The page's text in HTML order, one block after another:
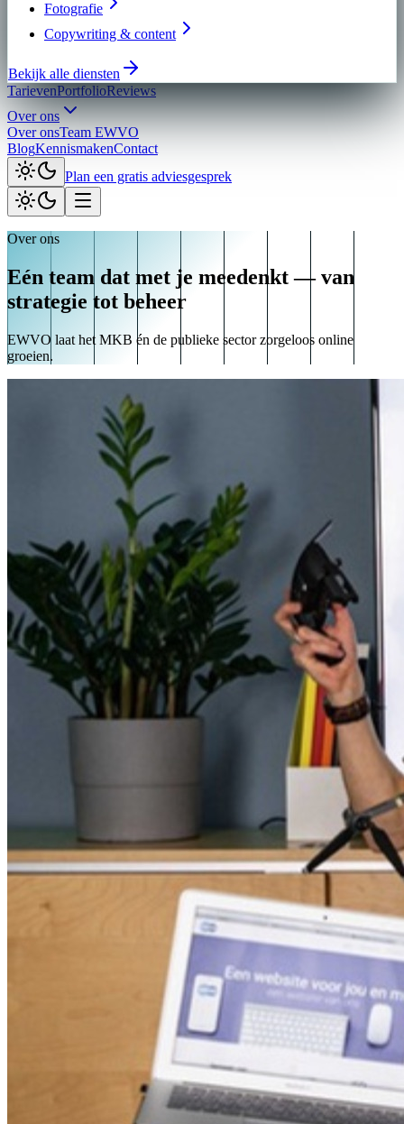
Fotografie
Copywriting & content
Bekijk alle diensten
TarievenPortfolioReviews
Over ons
Over onsTeam EWVO
BlogKennismakenContact
Plan een gratis adviesgesprek
Over ons
Eén team dat met je meedenkt — van
strategie tot beheer
EWVO laat het MKB én de publieke sector zorgeloos online
groeien.